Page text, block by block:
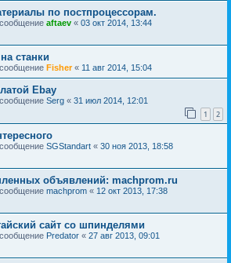
по постпроцессорам.
aftaev « 03 окт 2014, 13:44
станки
Fisher« 11 авг 2014, 15:04
Ebay
Serg « 31 июл 2014, 12:01
1 2
SGStandart « 30 ноя 2013, 18:58
объявлений: machprom.ru
machprom « 12 окт 2013, 17:38
сайт со шпинделями
Predator « 27 авг 2013, 09:01